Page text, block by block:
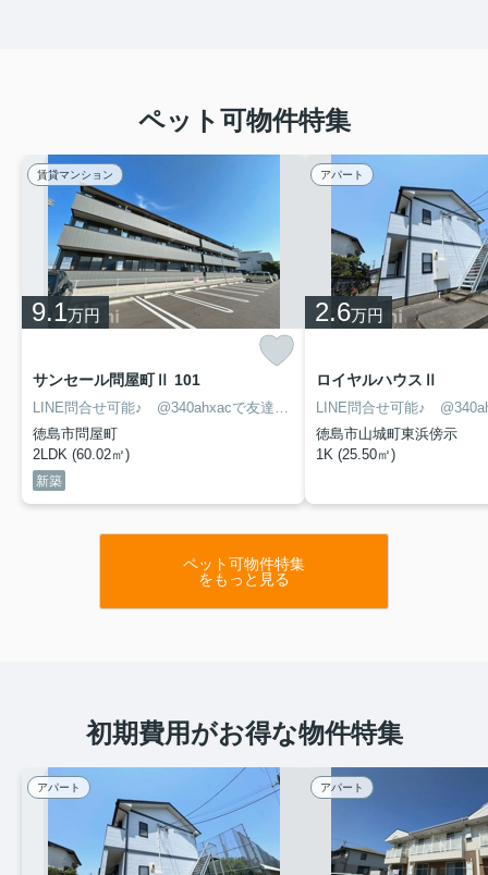
ペット可物件特集
賃貸マンション
9.1万円
サンセール問屋町Ⅱ 101
LINE問合せ可能♪ @340ahxacで友達検索して下さい
徳島市問屋町
2LDK (60.02㎡)
新築
アパート
2.6万円
ロイヤルハウスⅡ
徳島市山城町東浜傍示
1K (25.50㎡)
ペット可物件特集
をもっと見る
初期費用がお得な物件特集
アパート アパート